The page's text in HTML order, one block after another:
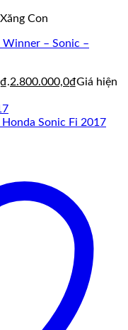
Con
Winner – Sonic –
2.800.000,0₫Giá hiện